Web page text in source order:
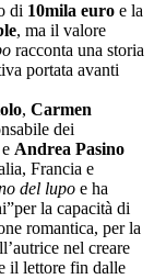
di 10mila euro e la
, ma il valore
racconta una storia
portata avanti
, Carmen
dei
Andrea Pasino
Francia e
del lupo e ha
la capacità di
romantica, per la
nel creare
il lettore fin dalle